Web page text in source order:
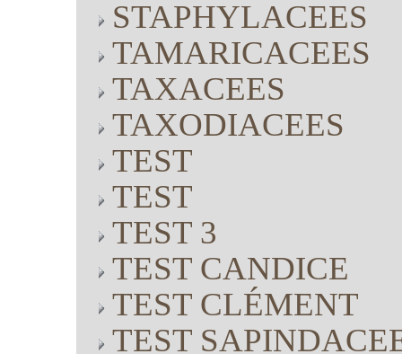
STAPHYLACEES
TAMARICACEES
TAXACEES
TAXODIACEES
TEST
TEST
TEST 3
TEST CANDICE
TEST CLÉMENT
TEST